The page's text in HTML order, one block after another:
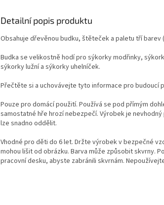
Detailní popis produktu
Obsahuje dřevěnou budku, štěteček a paletu tří barev
Budka se velikostně hodí pro sýkorky modřinky,
sýkorky lužní a sýkorky uhelníček.
Přečtěte si a uchovávejte tyto informace pro budoucí
Pouze pro domácí použití. Používá se pod přímým
samostatné hře hrozí nebezpečí. Výrobek je
lze snadno oddělit.
Vhodné pro děti do 6 let. Držte výrobek v bezpečné
mohou lišit od obrázku. Barva může způsobit skvrny.
pracovní desku, abyste zabránili skvrnám.